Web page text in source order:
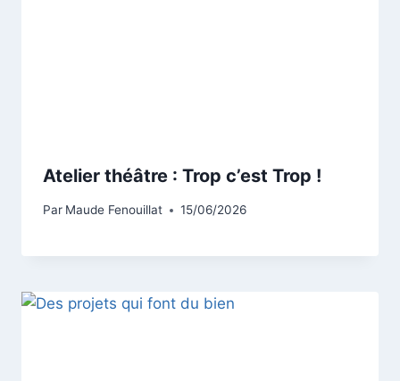
Atelier théâtre : Trop c’est Trop !
Par Maude Fenouillat 15/06/2026